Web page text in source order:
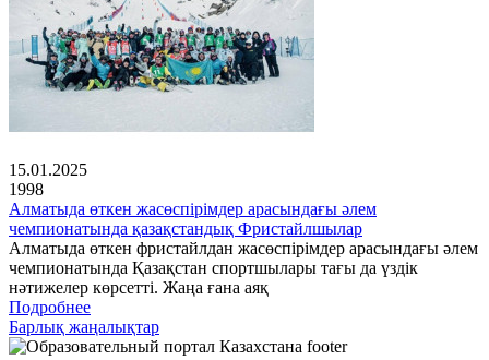
15.01.2025
1998
Алматыда өткен жасөспірімдер арасындағы әлем
чемпионатында қазақстандық Фристайлшылар
Алматыда өткен фристайлдан жасөспірімдер арасындағы әлем
чемпионатында Қазақстан спортшылары тағы да үздік
нәтижелер көрсетті. Жаңа ғана аяқ
Подробнее
Барлық жаңалықтар